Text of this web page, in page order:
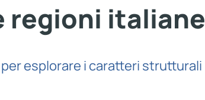
regioni italiane
esplorare i caratteri strutturali